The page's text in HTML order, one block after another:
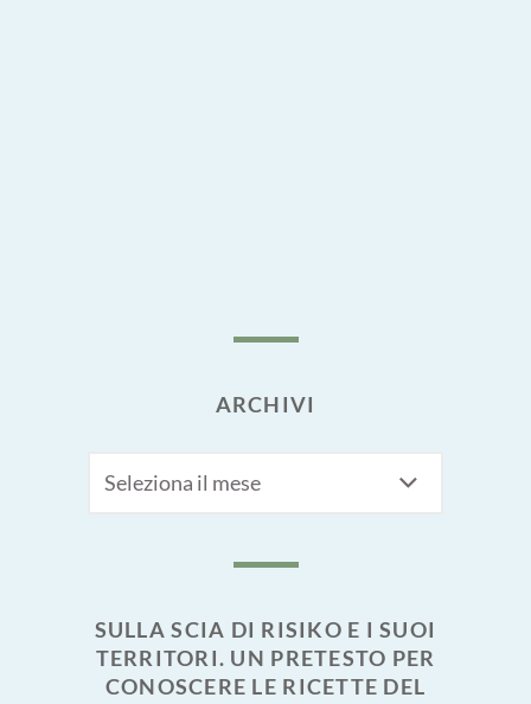
ARCHIVI
SULLA SCIA DI RISIKO E I SUOI
TERRITORI. UN PRETESTO PER
CONOSCERE LE RICETTE DEL